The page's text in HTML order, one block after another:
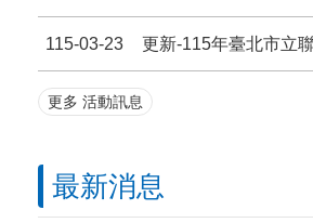
115-03-23 更新-115年臺北市立聯合醫院內湖門
更多 活動訊息
最新消息